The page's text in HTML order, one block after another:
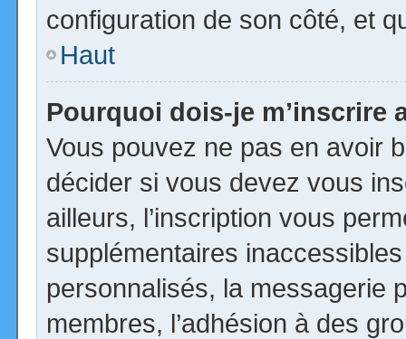
configuration de son côté, et
Haut
Pourquoi dois-je m’inscrire
Vous pouvez ne pas en avoir
décider si vous devez vous
ailleurs, l’inscription vous
supplémentaires
personnalisés, la messagerie
membres, l’adhésion à des